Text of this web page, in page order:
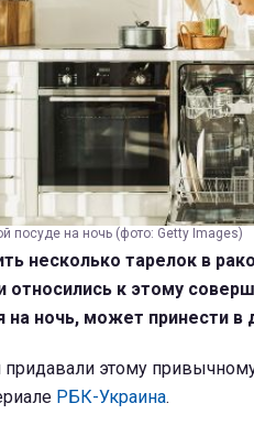
посуде на ночь (фото: Getty Images)
несколько тарелок в
к этому
на ночь, может принести в
этому
РБК-Украина.